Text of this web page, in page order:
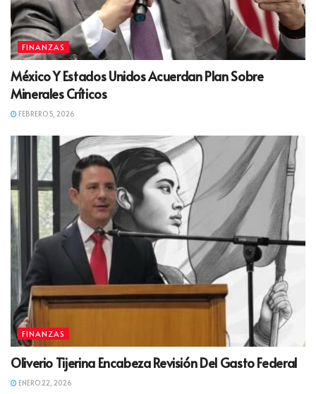
FINANZAS
México Y Estados Unidos Acuerdan Plan Sobre
Minerales Críticos
FEBRERO 5, 2026
FINANZAS
Oliverio Tijerina Encabeza Revisión Del Gasto Federal
ENERO 22, 2026